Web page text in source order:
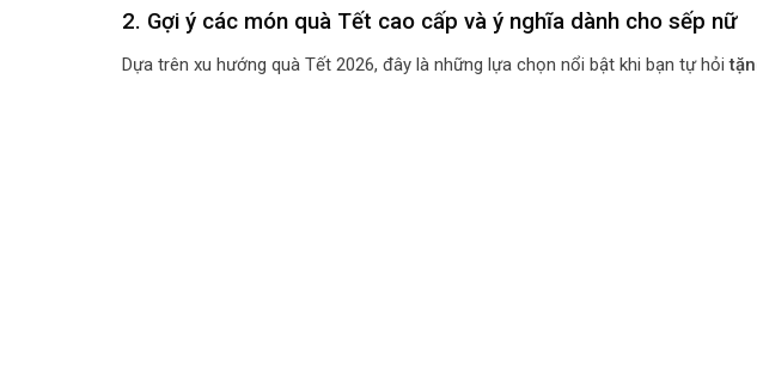
2. Gợi ý các món quà Tết cao cấp và ý nghĩa dành cho sếp nữ
Dựa trên xu hướng quà Tết 2026, đây là những lựa chọn nổi bật khi bạn tự hỏi